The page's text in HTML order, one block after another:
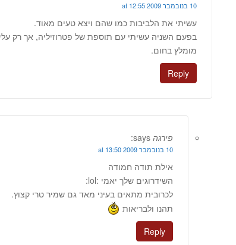
10 בנובמבר 2009 at 12:55
עשיתי את הלביבות כמו שהם ויצא טעים מאוד.
בפעם השניה עשיתי עם תוספת של פטרוזיליה, אך רק
מומלץ בחום.
Reply
פירגה says:
10 בנובמבר 2009 at 13:50
אילת תודה חמודה
השידרוגים שלך יאמי :lol:
לכרובית מתאים בעיני מאד גם שמיר טרי קצוץ.
תהנו ולבריאות
Reply